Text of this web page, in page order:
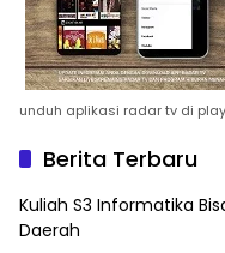
unduh aplikasi radar tv di
Berita Terbaru
Kuliah S3 Informatika
Daerah